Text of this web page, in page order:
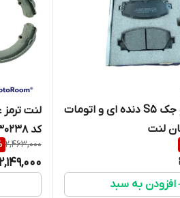
لنت ترمز جلو جک S5 دنده ای و اتومات
افزودن به سبد
کد 30238 جهان لنت
2,463,000